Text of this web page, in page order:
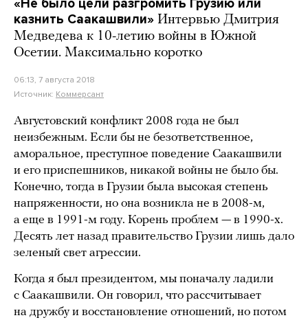
«Не было цели разгромить Грузию или
казнить Саакашвили» Интервью Дмитрия
Медведева к 10-летию войны в Южной
Осетии. Максимально коротко
06:13, 7 августа 2018
Источник: Коммерсант
Августовский конфликт 2008 года не был
неизбежным. Если бы не безответственное,
аморальное, преступное поведение Саакашвили
и его приспешников, никакой войны не было бы.
Конечно, тогда в Грузии была высокая степень
напряженности, но она возникла не в 2008-м,
а еще в 1991-м году. Корень проблем — в 1990-х.
Десять лет назад правительство Грузии лишь дало
зеленый свет агрессии.
Когда я был президентом, мы поначалу ладили
с Саакашвили. Он говорил, что рассчитывает
на дружбу и восстановление отношений, но потом